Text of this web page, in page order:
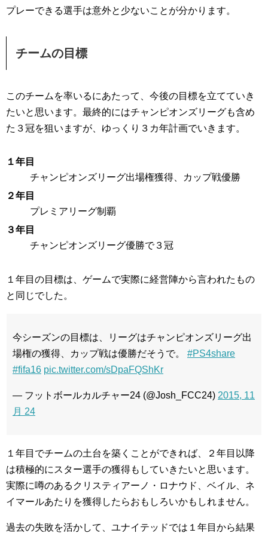
プレーできる選手は意外と少ないことが分かります。
チームの目標
このチームを率いるにあたって、今後の目標を立てていき
たいと思います。最終的にはチャンピオンズリーグも含め
た３冠を狙いますが、ゆっくり３カ年計画でいきます。
１年目
チャンピオンズリーグ出場権獲得、カップ戦優勝
２年目
プレミアリーグ制覇
３年目
チャンピオンズリーグ優勝で３冠
１年目の目標は、ゲームで実際に経営陣から言われたもの
と同じでした。
今シーズンの目標は、リーグはチャンピオンズリーグ出
場権の獲得、カップ戦は優勝だそうで。 #PS4share
#fifa16 pic.twitter.com/sDpaFQShKr
— フットボールカルチャー24 (@Josh_FCC24) 2015, 11
月 24
１年目でチームの土台を築くことができれば、２年目以降
は積極的にスター選手の獲得もしていきたいと思います。
実際に噂のあるクリスティアーノ・ロナウド、ベイル、ネ
イマールあたりを獲得したらおもしろいかもしれません。
過去の失敗を活かして、ユナイテッドでは１年目から結果